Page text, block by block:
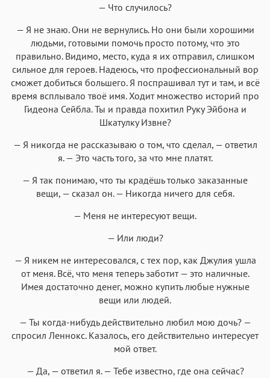
— Что случилось?
— Я не знаю. Они не вернулись. Но они были хорошими
людьми, готовыми помочь просто потому, что это
правильно. Видимо, место, куда я их отправил, слишком
сильное для героев. Надеюсь, что профессиональный вор
сможет добиться большего. Я поспрашивал тут и там, и всё
время всплывало твоё имя. Ходит множество историй про
Гидеона Сейбла. Ты и правда похитил Руку Эйбона и
Шкатулку Извне?
— Я никогда не рассказываю о том, что сделал, — ответил
я. — Это часть того, за что мне платят.
— Я так понимаю, что ты крадёшь только заказанные
вещи, — сказал он. — Никогда ничего для себя.
— Меня не интересуют вещи.
— Или люди?
— Я никем не интересовался, с тех пор, как Джулия ушла
от меня. Всё, что меня теперь заботит — это наличные.
Имея достаточно денег, можно купить любые нужные
вещи или людей.
— Ты когда-нибудь действительно любил мою дочь? —
спросил Леннокс. Казалось, его действительно интересует
мой ответ.
— Да, — ответил я. — Тебе известно, где она сейчас?